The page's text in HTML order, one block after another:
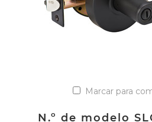
Marcar para
N.º de modelo